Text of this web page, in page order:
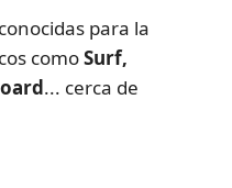
para la
comoSurf,
... cerca de